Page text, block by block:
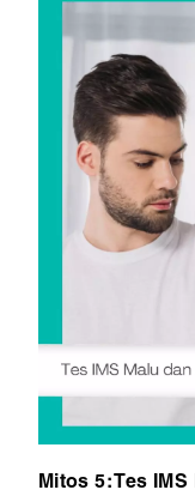
Mitos 5: Tes